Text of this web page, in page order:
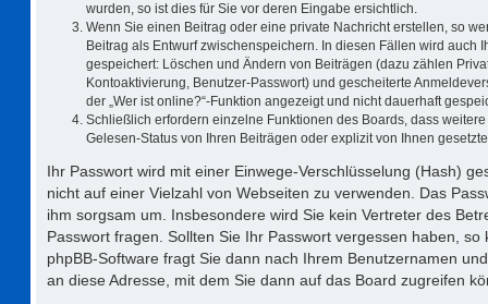
wurden, so ist dies für Sie vor deren Eingabe ersichtlich.
Wenn Sie einen Beitrag oder eine private Nachricht erstellen, so
Beitrag als Entwurf zwischenspeichern. In diesen Fällen wird
gespeichert: Löschen und Ändern von Beiträgen (dazu zählen
Kontoaktivierung, Benutzer-Passwort) und gescheiterte
der „Wer ist online?“-Funktion angezeigt und nicht dauerhaft
Schließlich erfordern einzelne Funktionen des Boards, dass
Gelesen-Status von Ihren Beiträgen oder explizit von Ihnen
Ihr Passwort wird mit einer Einwege-Verschlüsselung (Hash)
nicht auf einer Vielzahl von Webseiten zu verwenden. Das
ihm sorgsam um. Insbesondere wird Sie kein Vertreter des
Passwort fragen. Sollten Sie Ihr Passwort vergessen haben,
phpBB-Software fragt Sie dann nach Ihrem Benutzernamen
an diese Adresse, mit dem Sie dann auf das Board zugreifen